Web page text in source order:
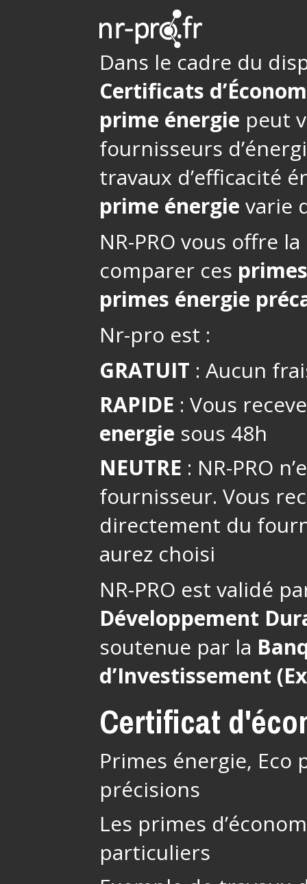
Dans le cadre du
Certificats
prime énergie peut
fournisseurs
travaux d’efficacité
prime énergie varie
NR-PRO vous offre
comparer ces
primes énergie
Nr-pro est :
GRATUIT : Aucun
RAPIDE : Vous
energie sous 48h
NEUTRE : NR-PRO
fournisseur. Vous
directement du
aurez choisi
NR-PRO est validé
Développement
soutenue par la
d’Investissement
Certificat
Primes énergie, Eco
précisions
Les primes
particuliers